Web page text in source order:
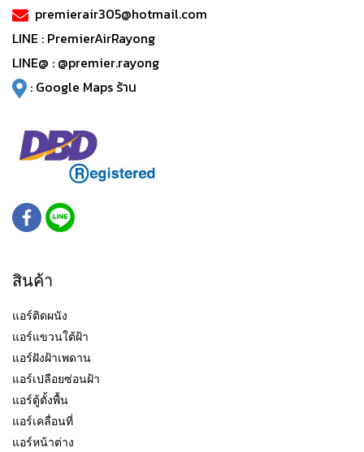
premierair305@hotmail.com
LINE : PremierAirRayong
LINE@ : @premier.rayong
: Google Maps ร้าน
สินค้า
แอร์ติดผนัง
แอร์แขวนใต้ฝ้า
แอร์ฝังฝ้าเพดาน
แอร์เปลือยซ่อนฝ้า
แอร์ตู้ตั้งพื้น
แอร์เคลื่อนที่
แอร์หน้าต่าง